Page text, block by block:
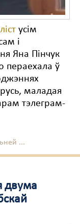
усім
і
Яна Пінчук
пераехала ў
маладая
тэлеграм-
...
двума